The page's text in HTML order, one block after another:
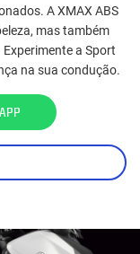
A XMAX ABS
mas também
a Sport
na sua condução.